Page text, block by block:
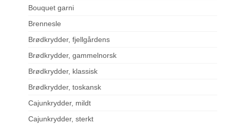
Bouquet garni
Brennesle
Brødkrydder, fjellgårdens
Brødkrydder, gammelnorsk
Brødkrydder, klassisk
Brødkrydder, toskansk
Cajunkrydder, mildt
Cajunkrydder, sterkt